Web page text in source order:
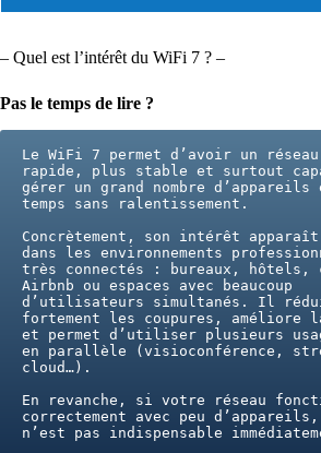
– Quel est l’intérêt du WiFi 7 ? –
Pas le temps de lire ?
Le WiFi 7 permet d’avoir un
rapide, plus stable et surtout
gérer un grand nombre d’appareils
temps sans ralentissement.
Concrètement, son intérêt
dans les environnements
très connectés : bureaux, hôtels,
Airbnb ou espaces avec beaucoup
d’utilisateurs simultanés. Il
fortement les coupures, améliore
et permet d’utiliser plusieurs
en parallèle (visioconférence,
cloud…).
En revanche, si votre réseau
correctement avec peu
n’est pas indispensable